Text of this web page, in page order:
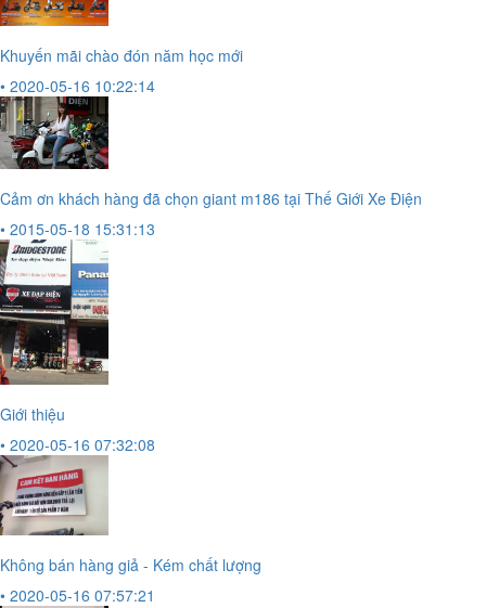
Khuyến mãi chào đón năm học mới
• 2020-05-16 10:22:14
Cảm ơn khách hàng đã chọn giant m186 tại Thế Giới Xe Điện
• 2015-05-18 15:31:13
Giới thiệu
• 2020-05-16 07:32:08
Không bán hàng giả - Kém chất lượng
• 2020-05-16 07:57:21